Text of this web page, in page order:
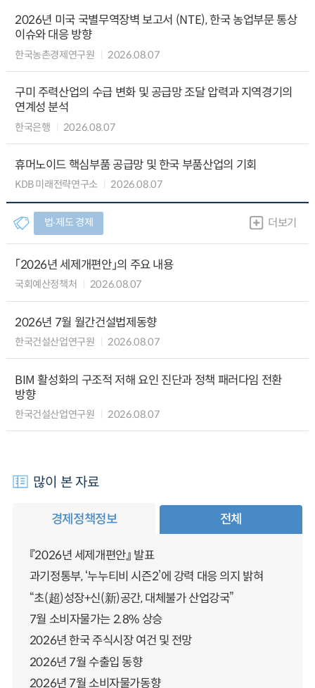
2026년 미국 국별무역장벽 보고서 (NTE), 한국 농업부문 통상
이슈와 대응 방향
한국농촌경제연구원 2026.08.07
구미 주력산업의 수급 변화 및 공급망 조달 압력과 지역경기의
연계성 분석
한국은행 2026.08.07
휴머노이드 핵심부품 공급망 및 한국 부품산업의 기회
KDB 미래전략연구소 2026.08.07
법∙제도 경제 더보기
「2026년 세제개편안」의 주요 내용
국회예산정책처 2026.08.07
2026년 7월 월간건설법제동향
한국건설산업연구원 2026.08.07
BIM 활성화의 구조적 저해 요인 진단과 정책 패러다임 전환
방향
한국건설산업연구원 2026.08.07
많이 본 자료
경제정책정보 전체
『2026년 세제개편안』 발표
과기정통부, ‘누누티비 시즌2’에 강력 대응 의지 밝혀
“초(超)성장+신(新)공간, 대체불가 산업강국”
7월 소비자물가는 2.8% 상승
2026년 한국 주식시장 여건 및 전망
2026년 7월 수출입 동향
2026년 7월 소비자물가동향